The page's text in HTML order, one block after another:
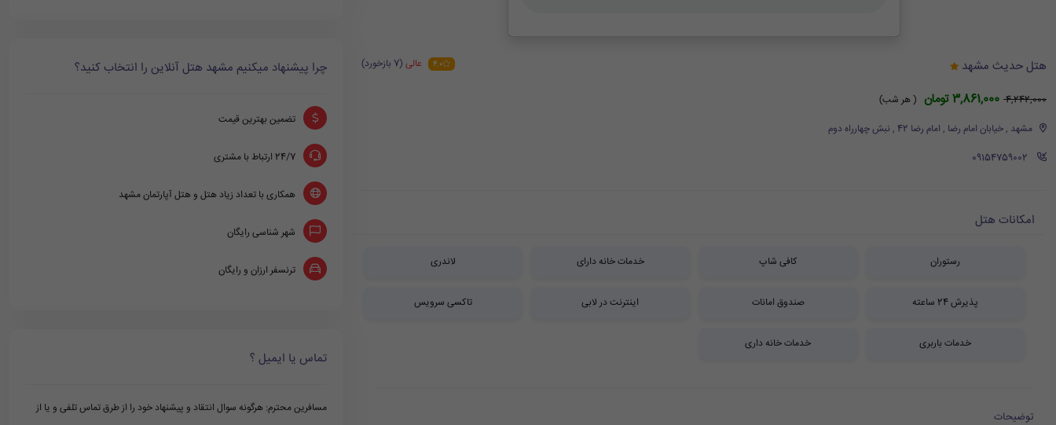
هتل حدیث مشهد
4,242,000 3,861,000 تومان
( هر شب)
مشهد , خیابان امام رضا , امام رضا 42 , نبش چهارراه دوم
‪ 09154759002
4.0 عالی (7 بازخورد)
امکانات هتل
رستوران کافی شاپ خدمات خانه دارای لاندری
پذیرش 24 ساعته صندوق امانات اینترنت در لابی تاکسی سرویس
خدمات باربری خدمات خانه داری
توضیحات
چرا پیشنهاد میکنیم مشهد هتل آنلاین را انتخاب کنید؟
تضمین بهترین قیمت
24/7 ارتباط با مشتری
همکاری با تعداد زیاد هتل و هتل آپارتمان مشهد
شهر شناسی رایگان
ترنسفر ارزان و رایگان
تماس یا ایمیل ؟
مسافرین محترم: هرگونه سوال انتقاد و پیشنهاد خود را از طرق تماس تلفی و یا از